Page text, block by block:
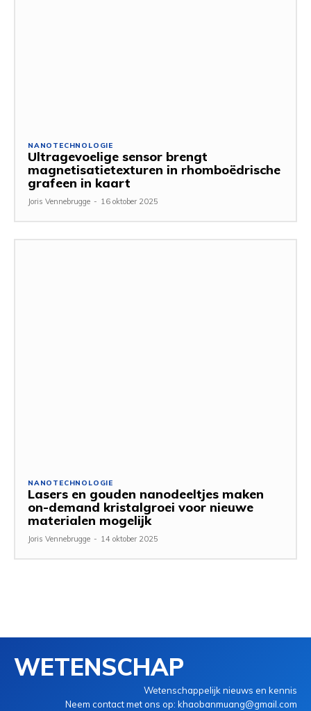
NANOTECHNOLOGIE
Ultragevoelige sensor brengt
magnetisatietexturen in rhomboëdrische
grafeen in kaart
Joris Vennebrugge - 16 oktober 2025
NANOTECHNOLOGIE
Lasers en gouden nanodeeltjes maken
on-demand kristalgroei voor nieuwe
materialen mogelijk
Joris Vennebrugge - 14 oktober 2025
WETENSCHAP
Wetenschappelijk nieuws en kennis
Neem contact met ons op: khaobanmuang@gmail.com